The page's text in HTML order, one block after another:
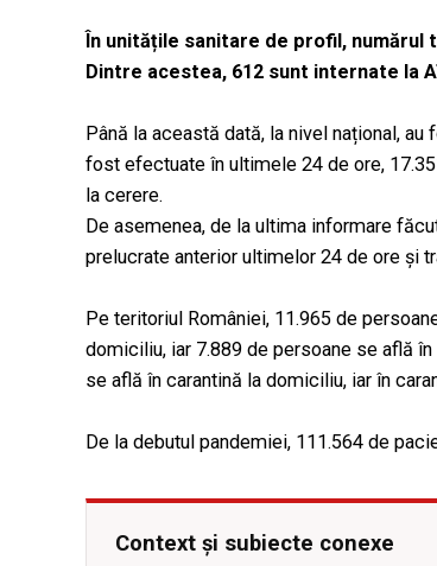
În unitățile sanitare de profil, numărul
Dintre acestea, 612 sunt internate la
Până la această dată, la nivel național,
fost efectuate în ultimele 24 de ore,
la cerere.
De asemenea, de la ultima informare
prelucrate anterior ultimelor 24 de ore și
Pe teritoriul României, 11.965 de
domiciliu, iar 7.889 de persoane se află
se află în carantină la domiciliu, iar în
De la debutul pandemiei, 111.564 de
Context și subiecte conexe